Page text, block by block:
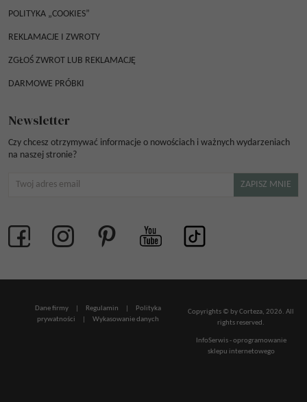
POLITYKA „COOKIES”
REKLAMACJE I ZWROTY
ZGŁOŚ ZWROT LUB REKLAMACJĘ
DARMOWE PRÓBKI
Newsletter
Czy chcesz otrzymywać informacje o nowościach i ważnych wydarzeniach
na naszej stronie?
Copyrights © by Corteza, 2026. All
rights reserved.
InfoSerwis-oprogramowanie
sklepu internetowego
Dane firmy Regulamin
Polityka
prywatności
Wykasowanie danych